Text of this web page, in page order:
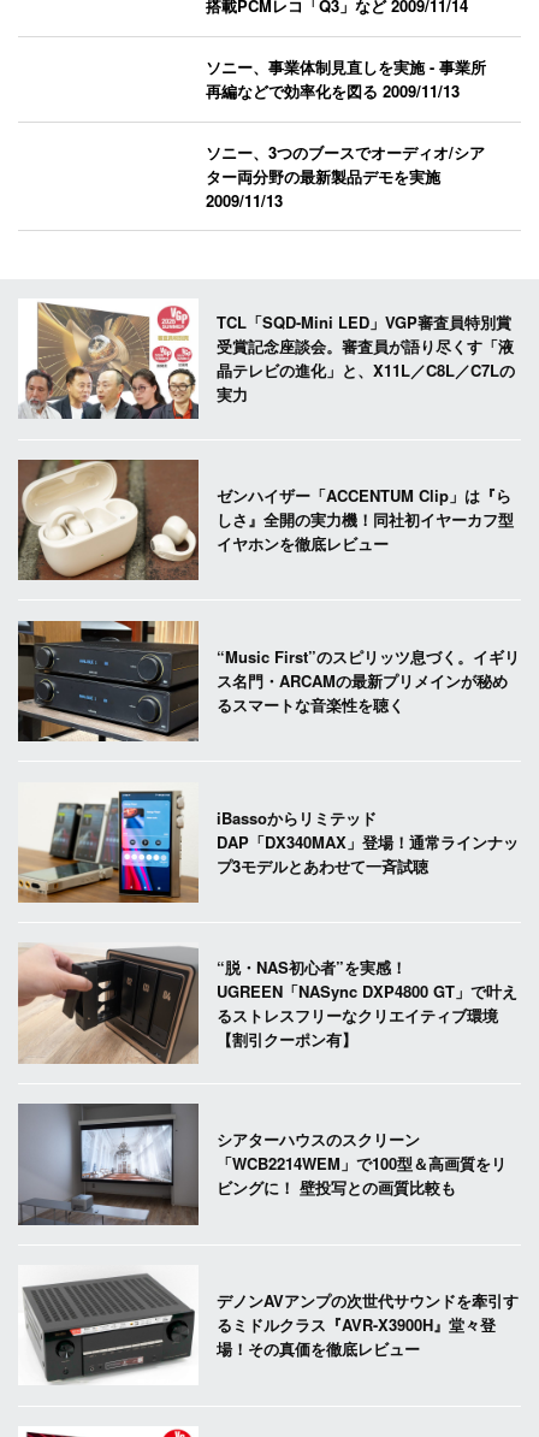
搭載PCMレコ「Q3」など2009/11/14
ソニー、事業体制見直しを実施 - 事業所
再編などで効率化を図る2009/11/13
ソニー、3つのブースでオーディオ/シア
ター両分野の最新製品デモを実施
2009/11/13
TCL「SQD-Mini LED」VGP審査員特別賞
受賞記念座談会。審査員が語り尽くす「液
晶テレビの進化」と、X11L／C8L／C7Lの
実力
ゼンハイザー「ACCENTUM Clip」は『ら
しさ』全開の実力機！同社初イヤーカフ型
イヤホンを徹底レビュー
“Music First”のスピリッツ息づく。イギリ
ス名門・ARCAMの最新プリメインが秘め
るスマートな音楽性を聴く
iBassoからリミテッド
DAP「DX340MAX」登場！通常ラインナッ
プ3モデルとあわせて一斉試聴
“脱・NAS初心者”を実感！
UGREEN「NASync DXP4800 GT」で叶え
るストレスフリーなクリエイティブ環境
【割引クーポン有】
シアターハウスのスクリーン
「WCB2214WEM」で100型＆高画質をリ
ビングに！ 壁投写との画質比較も
デノンAVアンプの次世代サウンドを牽引す
るミドルクラス『AVR-X3900H』堂々登
場！その真価を徹底レビュー